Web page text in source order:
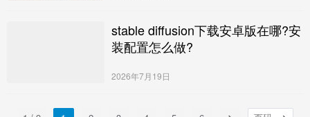
stable diffusion下载安卓版在哪?安
装配置怎么做?
2026年7月19日